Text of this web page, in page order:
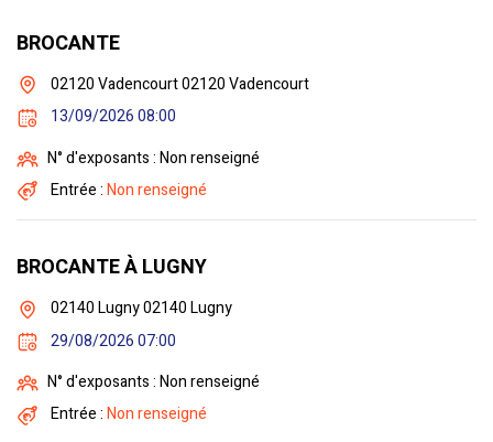
BROCANTE
02120 Vadencourt 02120 Vadencourt
13/09/2026 08:00
N° d'exposants : Non renseigné
Entrée :Non renseigné
BROCANTE À LUGNY
02140 Lugny 02140 Lugny
29/08/2026 07:00
N° d'exposants : Non renseigné
Entrée :Non renseigné